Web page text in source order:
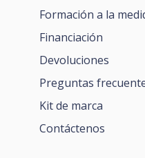
Formación a la
Financiación
Devoluciones
Preguntas
Kit de marca
Contáctenos